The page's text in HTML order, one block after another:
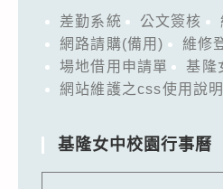
差勤系統 公文簽核
網路請購(備用)
維修
場地借用申請單
基隆
網站維護之css使用說明
基隆女中校園行事曆